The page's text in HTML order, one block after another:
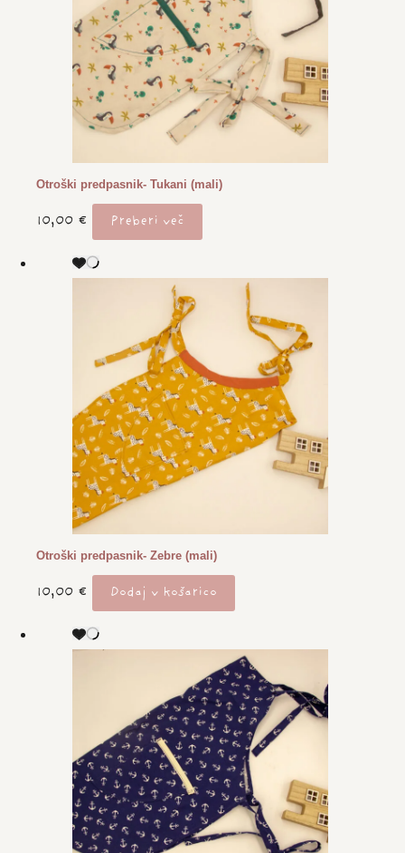
Otroški predpasnik- Tukani (mali)
10,00 € Preberi več
Otroški predpasnik- Zebre (mali)
10,00 € Dodaj v košarico